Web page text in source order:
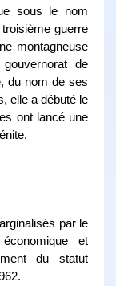
sous le nom
guerre
montagneuse
de
du nom de ses
elle a débuté le
ont lancé une
par le
et
du statut